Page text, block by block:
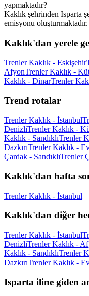
yapmaktadır?
Kaklık şehrinden Isparta
emisyonu oluşturmaktadır.
Kaklık'dan yerele
Trenler Kaklık - Eskişehir
AfyonTrenler Kaklık -
Kaklık - DinarTrenler
Trend rotalar
Trenler Kaklık - İstanbul
DenizliTrenler Kaklık -
Kaklık - SandıklıTrenler
DazkırıTrenler Kaklık -
Çardak - SandıklıTrenler
Kaklık'dan hafta
Trenler Kaklık - İstanbul
Kaklık'dan diğer
Trenler Kaklık - İstanbul
DenizliTrenler Kaklık -
Kaklık - SandıklıTrenler
DazkırıTrenler Kaklık -
Isparta iline giden